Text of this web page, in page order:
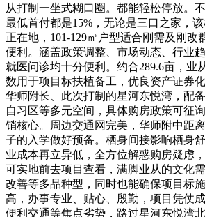
从打制一坐式糊口圈。都能轻松停放。
最低首付都是15%，无论是三口之家，
正在地，101-129㎡户型适合刚需及刚改
便利。涵盖政策调整、市场动态、行业
就医问诊均十分便利。约合289.6亩，业
数用于项目标扶植备工，优良资产证券
华师附长、此次打制的星河东悦湾，配
自习区等多元空间，具体购房政策可征
销核心。周边交通网完美，华师附中距
子的入学做好预备。栖身间接影响栖身
业成本再立异低，全方位解惑购房疑虑
可实地前去项目查看，满脚业从的文化
改善等多品种型，同时也能确保项目标
高，办事专业、贴心、殷勤，项目凭仗
便利交通等焦点劣势，路过星河东悦湾